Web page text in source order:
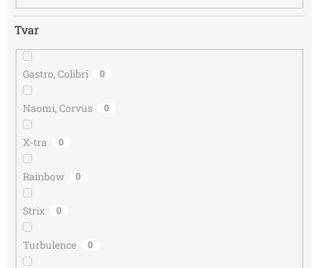
Tvar
Gastro, Colibri 0
Naomi, Corvus 0
X-tra 0
Rainbow 0
Strix 0
Turbulence 0